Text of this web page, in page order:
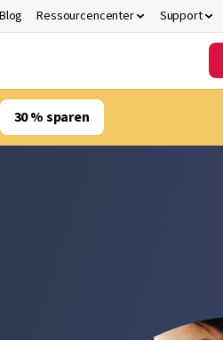
Blog Ressourcencenter Support
30 % sparen